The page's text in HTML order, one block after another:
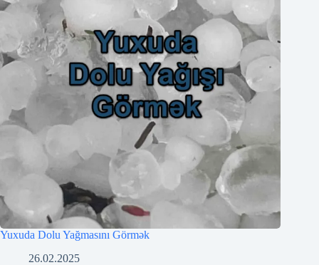
Yuxuda Dolu Yağmasını Görmək
26.02.2025